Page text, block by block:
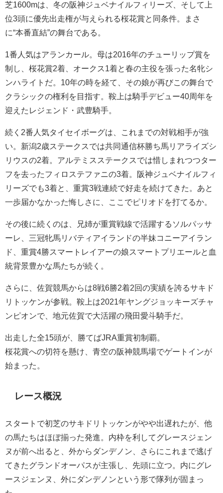
芝1600mは、冬の阪神ジュベナイルフィリーズ、そして上
位3頭に優先出走権が与えられる桜花賞と同条件。まさ
に“本番直結”の舞台である。
1番人気はアランカール。母は2016年のチューリップ賞を
制し、桜花賞2着、オークス1着と春の主役を張った名牝シ
ンハライトだ。10年の時を経て、その娘が再びこの舞台で
クラシックの権利を目指す。鞍上は騎手デビュー40周年を
迎えたレジェンド・武豊騎手。
続く2番人気タイセイボーグは、これまでの対戦相手が強
い。新潟2歳ステークスでは共同通信杯勝ち馬リアライズシ
リウスの2着。アルテミスステークスでは惜しまれつつター
フを去ったフィロステファニの3着。阪神ジュベナイルフィ
リーズでも3着と、重賞3戦連続で好走を続けてきた。あと
一歩届かなかった悔しさに、ここでピリオドを打てるか。
その後に続くのは、兄姉が重賞戦線で活躍するソルパッサ
ーレ、三冠牝馬リバティアイランドの半妹コニーアイラン
ド、重賞4勝スマートレイアーの娘スマートプリエールと血
統背景豊かな馬たちが続く。
さらに、佐賀競馬からは8戦6勝2着2回の実績を誇るサキド
リトッケンが参戦。鞍上は2021年ヤングジョッキーズチャ
ンピオンで、地元佐賀で大活躍の飛田愛斗騎手だ。
出走した全15頭が、勝てばJRA重賞初制覇。
桜花賞への切符を懸け、青空の阪神競馬場でゲートインが
始まった。
レース概況
スタートで初芝のサキドリトッケンがやや出遅れたが、他
の馬たちはほぼ揃った発進。内枠を利してグレースジェン
ヌが前へ出ると、外からダンデノン、さらにこれまで逃げ
てきたグランドオーパスが主張し、先頭に立つ。内にグレ
ースジェンヌ、外にダンデノンという形で隊列が固まっ